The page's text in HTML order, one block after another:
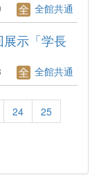
全館共通
展示「学長
全館共通
24
25